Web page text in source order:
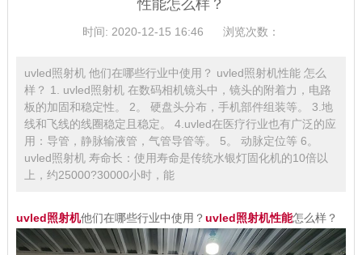
性能怎么样？
时间: 2020-12-15 16:46 浏览次数：
uvled照射机 他们在哪些行业中使用？ uvled照射机性能 怎么
样？ 1. uvled照射机 在数码相机镜头中，镜头的附着力，电路
板的加固和稳定性。 2。 硬盘头分布，手机部件组装等。 3.地
线和飞线的线圈稳定且稳定。 4.uvled在医疗行业也有广泛的应
用：导管，静脉输液管，气管导管等。 5。 动脉定位等 6。
uvled照射机 寿命长：使用寿命是传统水银灯固化机的10倍以
上，约25000?30000小时，能
uvled照射机他们在哪些行业中使用？uvled照射机性能怎么样？